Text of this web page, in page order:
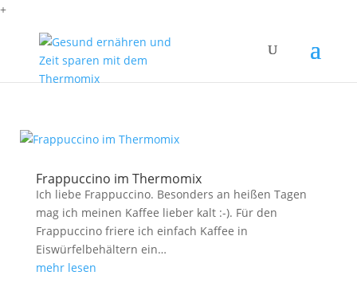
+
Frappuccino im Thermomix
Ich liebe Frappuccino. Besonders an heißen Tagen
mag ich meinen Kaffee lieber kalt :-). Für den
Frappuccino friere ich einfach Kaffee in
Eiswürfelbehältern ein…
mehr lesen